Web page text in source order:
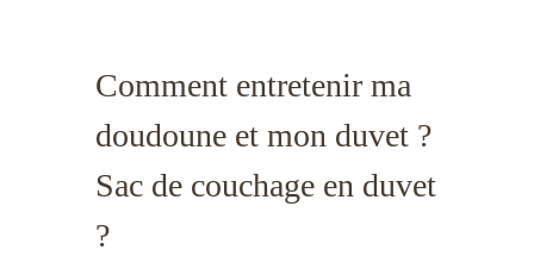
Comment entretenir ma
doudoune et mon duvet ?
Sac de couchage en duvet
?